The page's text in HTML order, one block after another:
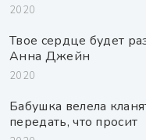
2020
Твое сердце будет
Анна Джейн
2020
Бабушка велела
передать, что просит